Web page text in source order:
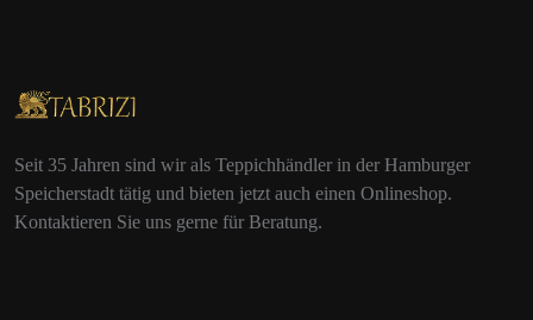
Seit 35 Jahren sind wir als Teppichhändler in der Hamburger
Speicherstadt tätig und bieten jetzt auch einen Onlineshop.
Kontaktieren Sie uns gerne für Beratung.